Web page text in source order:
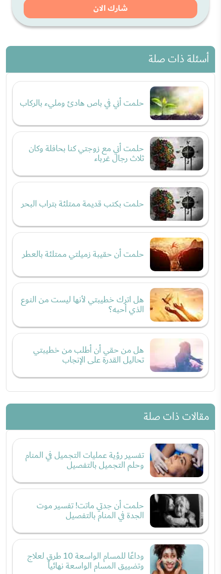
شارك الان
أسئلة ذات صلة
حلمت أني في باص هادئ ومليء بالركاب
حلمت أني مع زوجتي كنا بحافلة وكان
ثلاث رجال غرباء
حلمت بكتب قديمة ممتلئة بتراب البحر
حلمت أن حقيبة زميلتي ممتلئة بالعطر
هل اترك خطيبتي لأنها ليست من النوع
الذي أحبه؟
هل من حقي أن أطلب من خطيبتي
تحاليل القدرة على الإنجاب
مقالات ذات صلة
تفسير رؤية عمليات التجميل في المنام
وحلم التجميل بالتفصيل
حلمت أن جدتي ماتت! تفسير موت
الجدة في المنام بالتفصيل
وداعًا للمسام الواسعة 10 طرق لعلاج
وتضييق المسام الواسعة نهائياً